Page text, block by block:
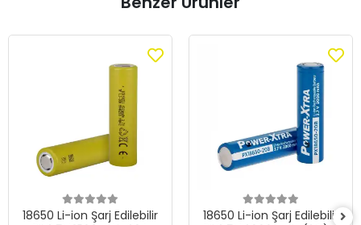
18650 Li-ion Şarj Edilebilir
18650 Li-ion Şarj Edilebilir